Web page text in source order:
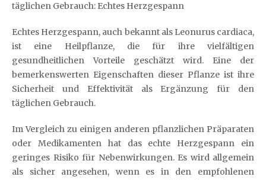
täglichen Gebrauch: Echtes Herzgespann
Echtes Herzgespann, auch bekannt als Leonurus cardiaca,
ist eine Heilpflanze, die für ihre vielfältigen
gesundheitlichen Vorteile geschätzt wird. Eine der
bemerkenswerten Eigenschaften dieser Pflanze ist ihre
Sicherheit und Effektivität als Ergänzung für den
täglichen Gebrauch.
Im Vergleich zu einigen anderen pflanzlichen Präparaten
oder Medikamenten hat das echte Herzgespann ein
geringes Risiko für Nebenwirkungen. Es wird allgemein
als sicher angesehen, wenn es in den empfohlenen